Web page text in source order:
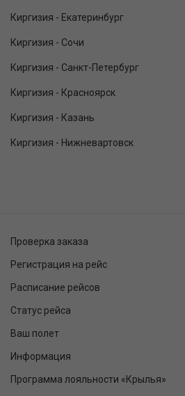
Киргизия - Екатеринбург
Киргизия - Сочи
Киргизия - Санкт-Петербург
Киргизия - Красноярск
Киргизия - Казань
Киргизия - Нижневартовск
Проверка заказа
Регистрация на рейс
Расписание рейсов
Статус рейса
Ваш полет
Информация
Программа лояльности «Крылья»